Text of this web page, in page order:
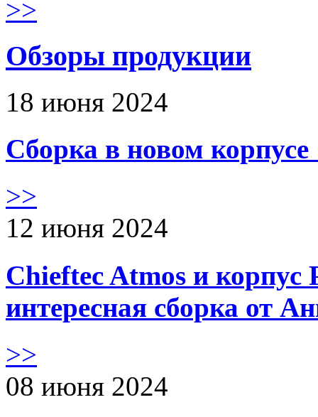
>>
Обзоры продукции
18 июня 2024
Сборка в новом
>>
12 июня 2024
Chieftec Atmos и корпус
интересная сборка от
>>
08 июня 2024